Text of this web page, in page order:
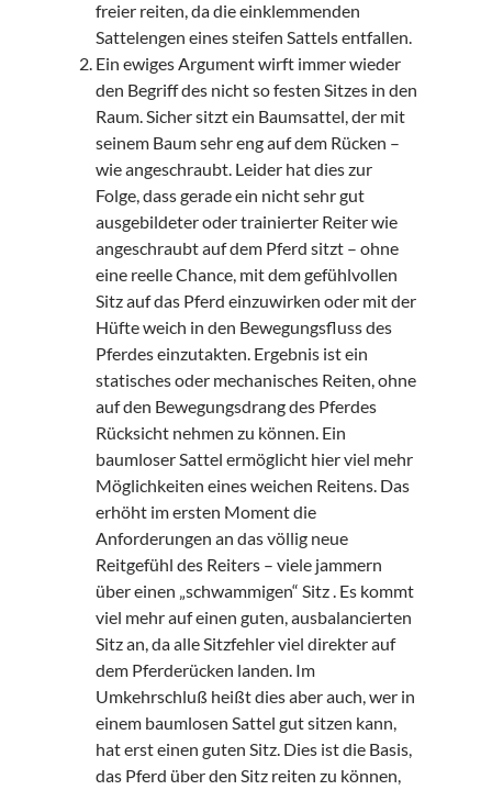
freier reiten, da die einklemmenden
Sattelengen eines steifen Sattels entfallen.
Ein ewiges Argument wirft immer wieder
den Begriff des nicht so festen Sitzes in den
Raum. Sicher sitzt ein Baumsattel, der mit
seinem Baum sehr eng auf dem Rücken –
wie angeschraubt. Leider hat dies zur
Folge, dass gerade ein nicht sehr gut
ausgebildeter oder trainierter Reiter wie
angeschraubt auf dem Pferd sitzt – ohne
eine reelle Chance, mit dem gefühlvollen
Sitz auf das Pferd einzuwirken oder mit der
Hüfte weich in den Bewegungsfluss des
Pferdes einzutakten. Ergebnis ist ein
statisches oder mechanisches Reiten, ohne
auf den Bewegungsdrang des Pferdes
Rücksicht nehmen zu können. Ein
baumloser Sattel ermöglicht hier viel mehr
Möglichkeiten eines weichen Reitens. Das
erhöht im ersten Moment die
Anforderungen an das völlig neue
Reitgefühl des Reiters – viele jammern
über einen „schwammigen“ Sitz . Es kommt
viel mehr auf einen guten, ausbalancierten
Sitz an, da alle Sitzfehler viel direkter auf
dem Pferderücken landen. Im
Umkehrschluß heißt dies aber auch, wer in
einem baumlosen Sattel gut sitzen kann,
hat erst einen guten Sitz. Dies ist die Basis,
das Pferd über den Sitz reiten zu können,